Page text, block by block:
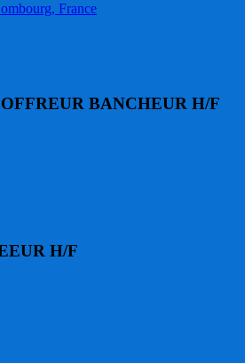
France
BANCHEUR H/F
H/F